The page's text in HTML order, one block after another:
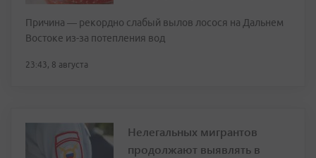
Причина — рекордно слабый вылов лосося на Дальнем
Востоке из-за потепления вод
23:43, 8 августа
Нелегальных мигрантов
продолжают выявлять в